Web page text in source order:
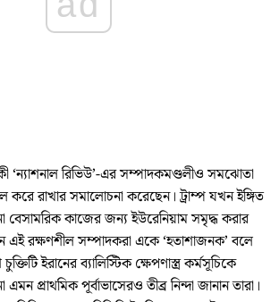
‘ন্যাশনাল রিভিউ’-এর সম্পাদকমণ্ডলীও সমঝোতা
করে রাখার সমালোচনা করেছেন। ট্রাম্প যখন ইঙ্গিত
কাজের জন্য ইউরেনিয়াম সমৃদ্ধ করার
এই রক্ষণশীল সম্পাদকরা একে ‘হতাশাজনক’ বলে
ইরানের ব্যালিস্টিক ক্ষেপণাস্ত্র কর্মসূচিকে
প্রাথমিক পূর্বাভাসেরও তীব্র নিন্দা জানান তারা।